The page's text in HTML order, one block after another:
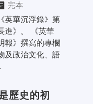
完本
英華沉浮錄》第
進》。 《英華
報》撰寫的專欄
及政治文化、語
歷史的初